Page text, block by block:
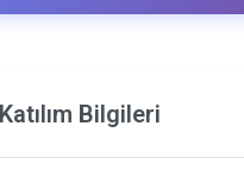
Katılım Bilgileri